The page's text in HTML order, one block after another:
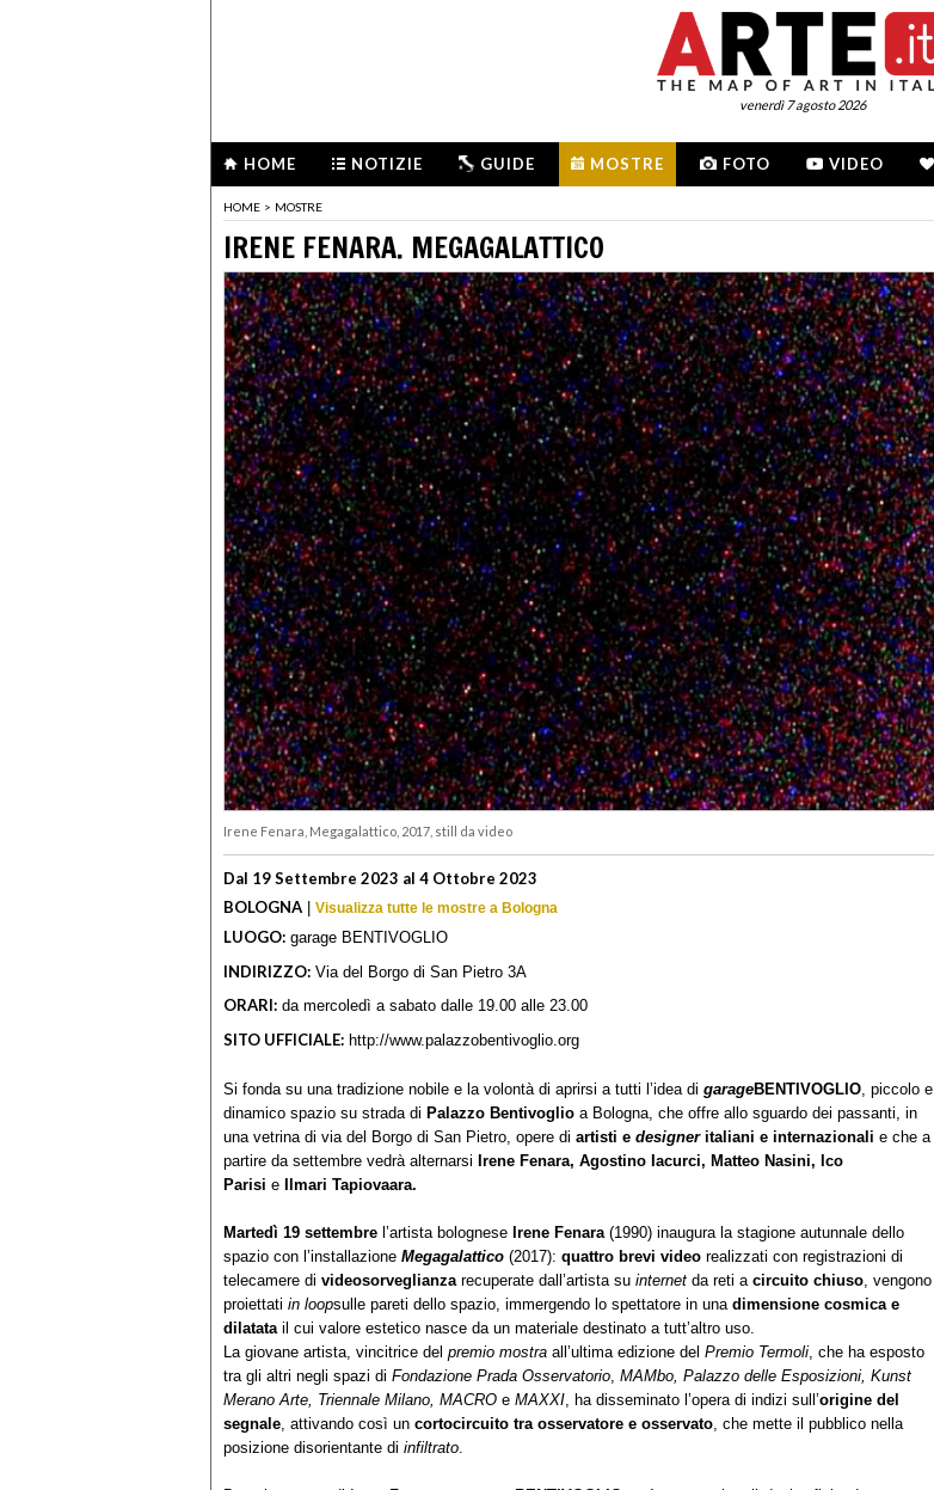
venerdì 7 agosto 2026
HOME NOTIZIE GUIDE MOSTRE FOTO VIDEO
HOME > MOSTRE
IRENE FENARA. MEGAGALATTICO
Irene Fenara, Megagalattico, 2017, still da video
Dal 19 Settembre 2023 al 4 Ottobre 2023
BOLOGNA | Visualizza tutte le mostre a Bologna
LUOGO: garage BENTIVOGLIO
INDIRIZZO: Via del Borgo di San Pietro 3A
ORARI: da mercoledì a sabato dalle 19.00 alle 23.00
SITO UFFICIALE: http://www.palazzobentivoglio.org
Si fonda su una tradizione nobile e la volontà di aprirsi a tutti l’idea di garageBENTIVOGLIO, piccolo e
dinamico spazio su strada di Palazzo Bentivoglio a Bologna, che offre allo sguardo dei passanti, in
una vetrina di via del Borgo di San Pietro, opere di artisti e designeritaliani e internazionali e che a
partire da settembre vedrà alternarsi Irene Fenara, Agostino Iacurci, Matteo Nasini, Ico
Parisi e Ilmari Tapiovaara.
Martedì 19 settembre l’artista bolognese Irene Fenara (1990) inaugura la stagione autunnale dello
spazio con l’installazione Megagalattico (2017): quattro brevi video realizzati con registrazioni di
telecamere di videosorveglianzarecuperate dall’artista su internet da reti a circuito chiuso, vengono
proiettati in loopsulle pareti dello spazio, immergendo lo spettatore in una dimensione cosmica e
dilatatail cui valore estetico nasce da un materiale destinato a tutt’altro uso.
La giovane artista, vincitrice del premio mostra all’ultima edizione del Premio Termoli, che ha esposto
tra gli altri negli spazi di Fondazione Prada Osservatorio, MAMbo, Palazzo delle Esposizioni, Kunst
Merano Arte, Triennale Milano, MACRO e MAXXI, ha disseminato l’opera di indizi sull’origine del
segnale, attivando così un cortocircuito tra osservatore e osservato, che mette il pubblico nella
posizione disorientante di infiltrato.